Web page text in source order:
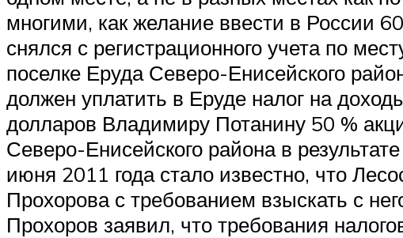
многими, как желание ввести в России
снялся с регистрационного учета по
поселке Еруда Северо-Енисейского
должен уплатить в Еруде налог на
долларов Владимиру Потанину 50 %
Северо-Енисейского района в
июня 2011 года стало известно, что
Прохорова с требованием взыскать с
Прохоров заявил, что требования